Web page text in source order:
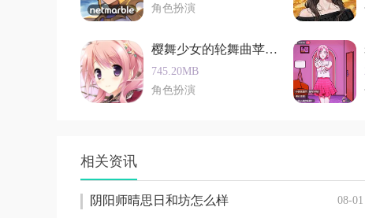
角色扮演
樱舞少女的轮舞曲苹果最新版
745.20MB
角色扮演
相关资讯
08-01
阴阳师晴思日和坊怎么样